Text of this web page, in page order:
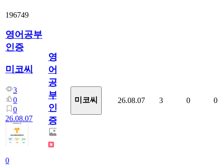
196749
영어공부
인증
미코씨
3
0
0
26.08.07
0
영
어
공
부
인
증
미코씨 26.08.07 3 0 0